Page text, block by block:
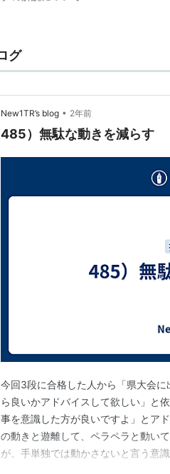
グ
New1TR’s blog • 2年前
485）無駄な動きを減らす
今回3段に合格した人から「県大会
ら良いかアドバイスして欲しい」と
事を意識した方が良いですよ」とア
の動きと遊離して、ペラペラと動い
が、手単独では動かさないと言う意